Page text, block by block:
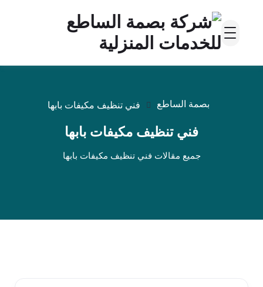
بصمة الساطع فني تنظيف مكيفات بابها
فني تنظيف مكيفات بابها
جميع مقالات فني تنظيف مكيفات بابها